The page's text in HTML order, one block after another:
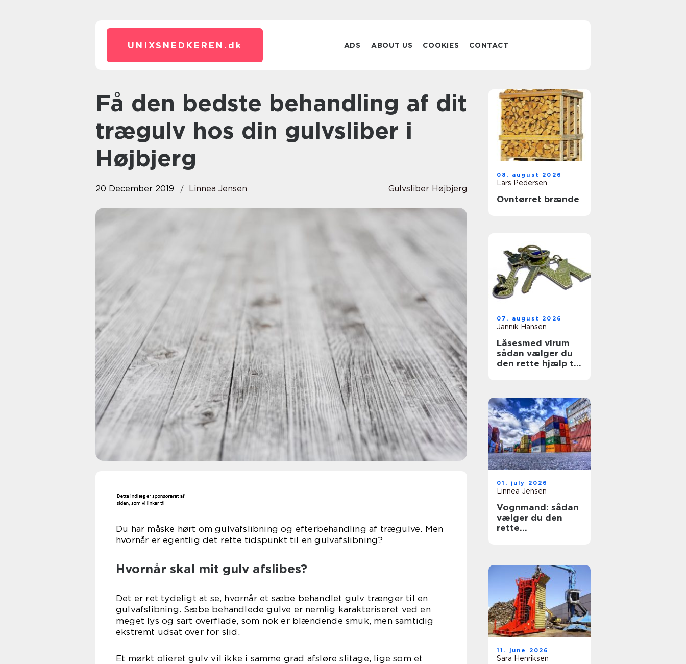
UNIXSNEDKEREN. dk ADS ABOUT US COOKIES CONTACT
Få den bedste behandling af dit
trægulv hos din gulvsliber i
Højbjerg
20 December 2019 Linnea Jensen Gulvsliber Højbjerg
Du har måske hørt om gulvafslibning og efterbehandling af trægulve. Men
hvornår er egentlig det rette tidspunkt til en gulvafslibning?
Hvornår skal mit gulv afslibes?
Det er ret tydeligt at se, hvornår et sæbe behandlet gulv trænger til en
gulvafslibning. Sæbe behandlede gulve er nemlig karakteriseret ved en
meget lys og sart overflade, som nok er blændende smuk, men samtidig
ekstremt udsat over for slid.
Et mørkt olieret gulv vil ikke i samme grad afsløre slitage, lige som et
08. august 2026
Lars Pedersen
Ovntørret brænde
07. august 2026
Jannik Hansen
Låsesmed virum
sådan vælger du
den rette hjælp til
01. july 2026
Linnea Jensen
Vognmand: sådan
vælger du den
rette
11. june 2026
Sara Henriksen